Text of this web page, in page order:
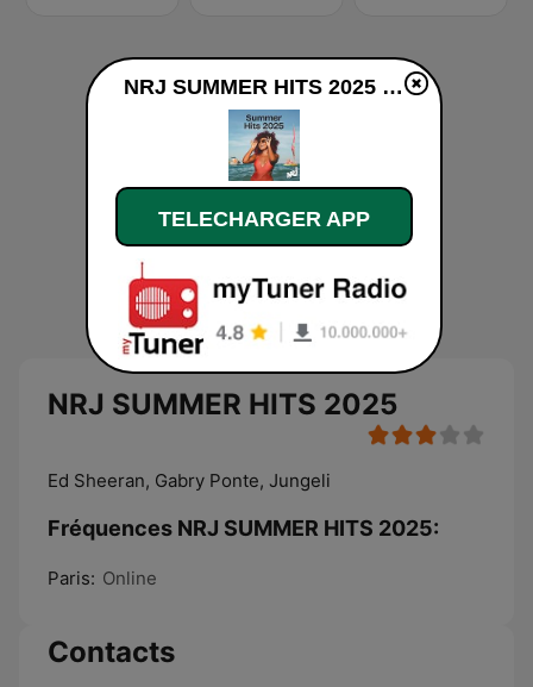
NRJ SUMMER HITS 2025
Ed Sheeran, Gabry Ponte, Jungeli
Fréquences NRJ SUMMER HITS 2025:
Paris: Online
Contacts
NRJ SUMMER HITS 2025 en ligne
TELECHARGER APP